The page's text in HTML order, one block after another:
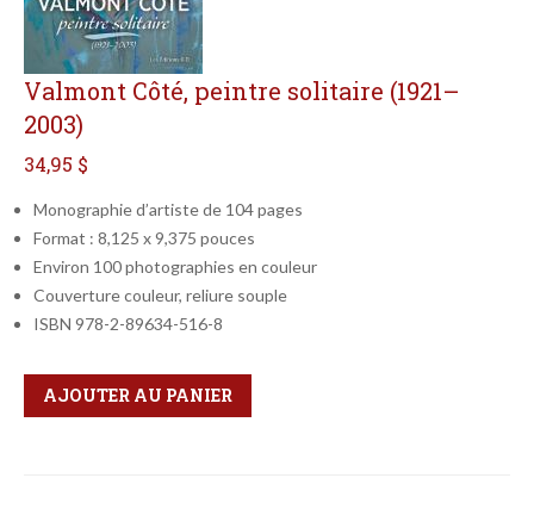
Valmont Côté, peintre solitaire (1921–
2003)
34,95 $
Monographie d’artiste de 104 pages
Format : 8,125 x 9,375 pouces
Environ 100 photographies en couleur
Couverture couleur, reliure souple
ISBN 978-2-89634-516-8
Qté
Format
AJOUTER AU PANIER